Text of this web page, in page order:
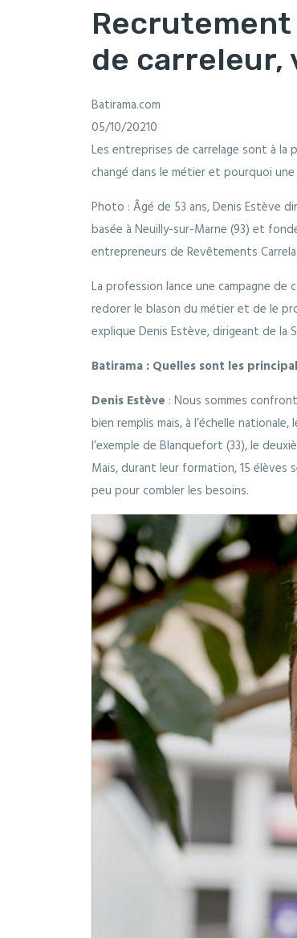
de carreleur,
Batirama.com
05/10/20210
Les entreprises de carrelage sont à la
changé dans le métier et pourquoi
Photo : Âgé de 53 ans, Denis Estève
basée à Neuilly-sur-Marne (93) et
entrepreneurs de Revêtements
La profession lance une campagne
redorer le blason du métier et de le
explique Denis Estève, dirigeant de
Batirama : Quelles sont les
Denis Estève : Nous sommes
bien remplis mais, à l’échelle
l’exemple de Blanquefort (33), le
Mais, durant leur formation, 15
peu pour combler les besoins.